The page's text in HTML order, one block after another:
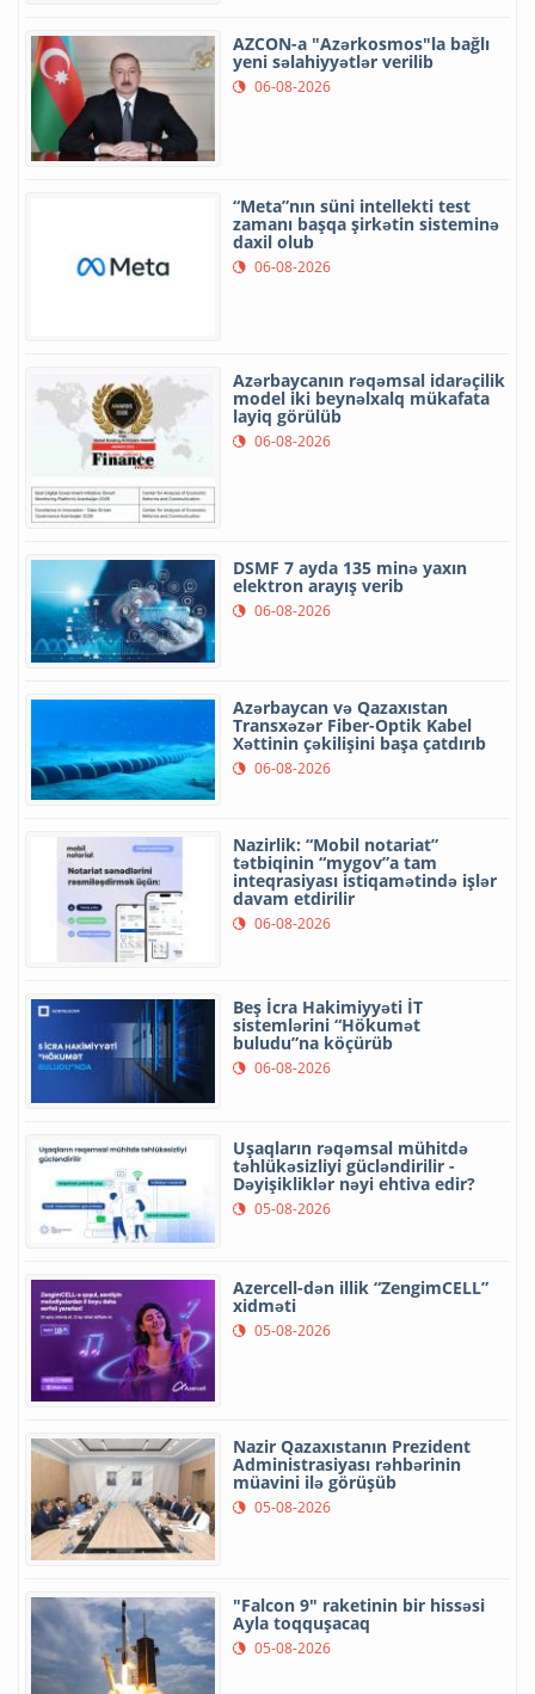
AZCON-a "Azərkosmos"la bağlı
yeni səlahiyyətlər verilib
06-08-2026
“Meta”nın süni intellekti test
zamanı başqa şirkətin sisteminə
daxil olub
06-08-2026
Azərbaycanın rəqəmsal idarəçilik
model iki beynəlxalq mükafata
layiq görülüb
06-08-2026
DSMF 7 ayda 135 minə yaxın
elektron arayış verib
06-08-2026
Azərbaycan və Qazaxıstan
Transxəzər Fiber-Optik Kabel
Xəttinin çəkilişini başa çatdırıb
06-08-2026
Nazirlik: “Mobil notariat”
tətbiqinin “mygov”a tam
inteqrasiyası istiqamətində işlər
davam etdirilir
06-08-2026
Beş İcra Hakimiyyəti İT
sistemlərini “Hökumət
buludu”na köçürüb
06-08-2026
Uşaqların rəqəmsal mühitdə
təhlükəsizliyi gücləndirilir -
Dəyişikliklər nəyi ehtiva edir?
05-08-2026
Azercell-dən illik “ZengimCELL”
xidməti
05-08-2026
Nazir Qazaxıstanın Prezident
Administrasiyası rəhbərinin
müavini ilə görüşüb
05-08-2026
"Falcon 9" raketinin bir hissəsi
Ayla toqquşacaq
05-08-2026